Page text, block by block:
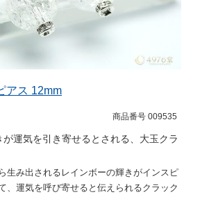
アス 12mm
商品番号 009535
が運気を引き寄せるとされる、大玉クラ
生み出されるレインボーの輝きがインスピ
、運気を呼び寄せると伝えられるクラック